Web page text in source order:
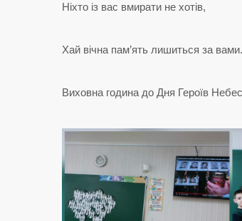
Ніхто із вас вмирати не хотів,
Хай вічна пам’ять лишиться за вами.
Виховна година до Дня Героїв